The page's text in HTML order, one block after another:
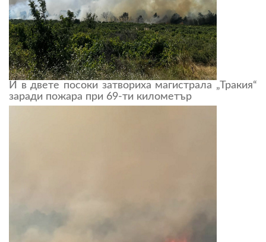
И в двете посоки затвориха магистрала „Тракия“
заради пожара при 69-ти километър